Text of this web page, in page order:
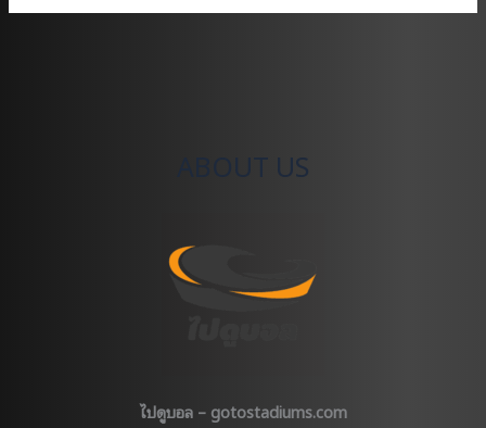
ทัวร์
ABOUT US
ไปดูบอล – gotostadiums.com